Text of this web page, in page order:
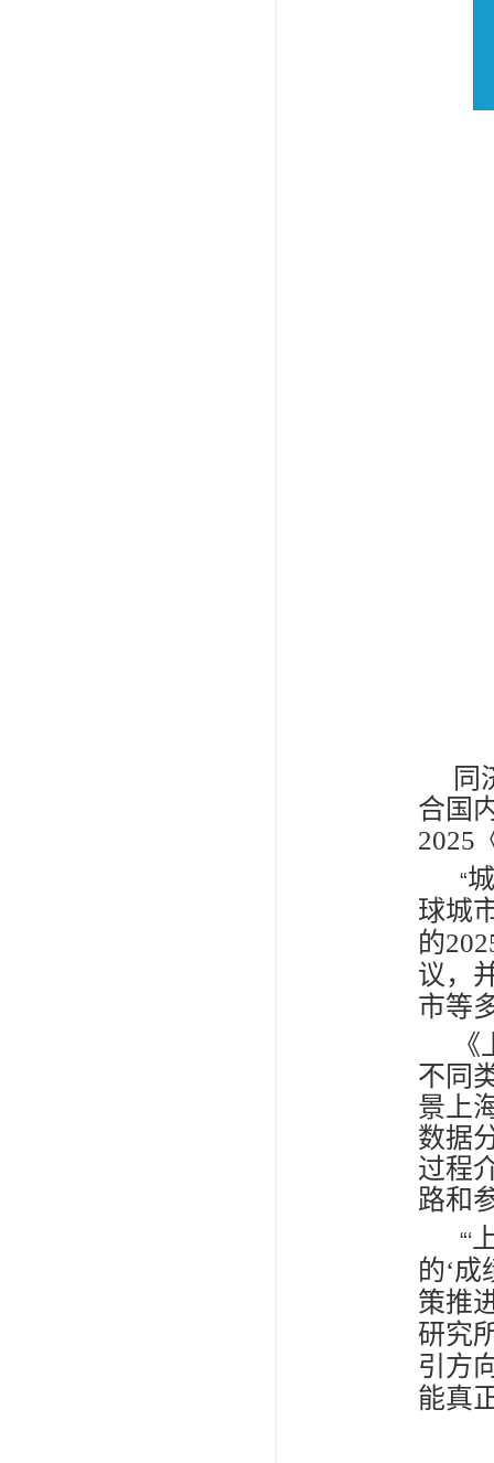
同
合国
2025
“
球城
的
议，
市等
不同
景上
数据
过程
路和
“‘
的‘
策推
研究
引方
能真